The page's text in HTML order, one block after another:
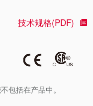
包括在产品中。
技术规格(PDF)